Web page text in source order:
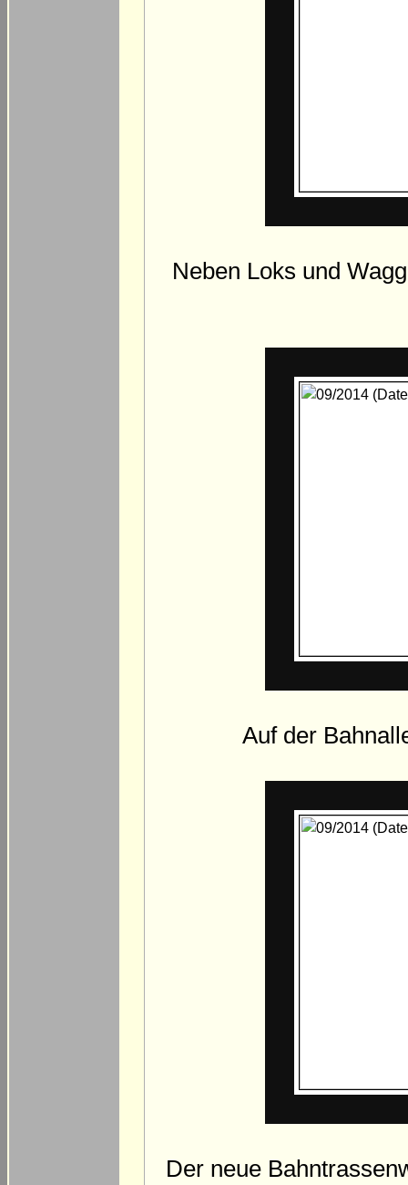
Neben Loks und
Auf der
Der neue